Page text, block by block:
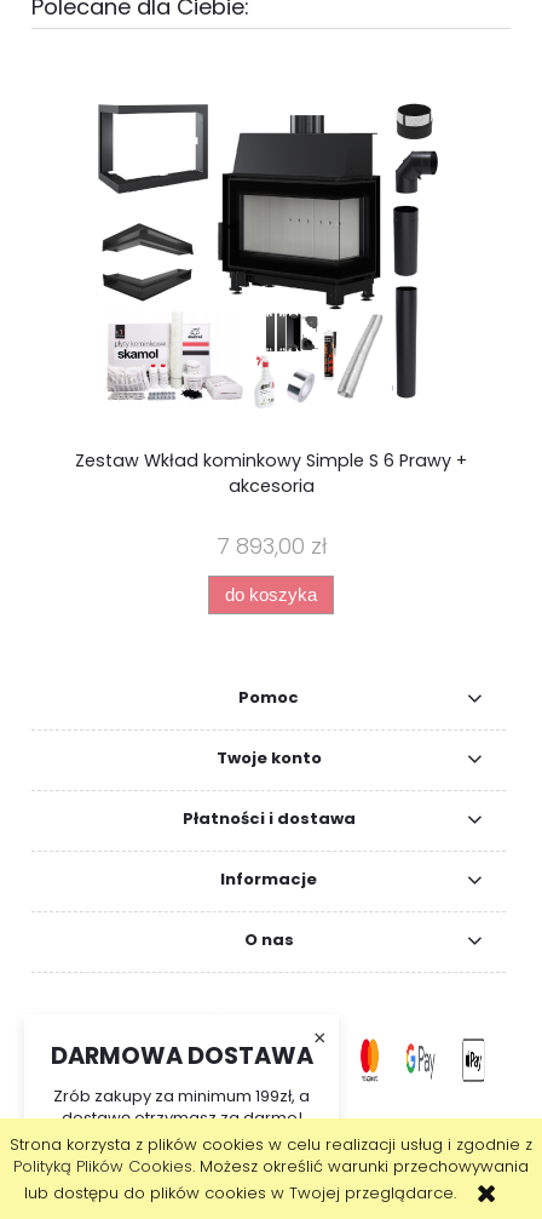
Strona korzysta z plików cookies w celu realizacji usług i zgodnie z
Polityką Plików Cookies. Możesz określić warunki przechowywania
lub dostępu do plików cookies w Twojej przeglądarce.
Polecane dla Ciebie:
Zestaw Wkład kominkowy Simple S 6 Prawy +
akcesoria
7 893,00 zł
do koszyka
×
DARMOWA DOSTAWA
Zrób zakupy za minimum 199zł, a
dostawę otrzymasz za darmo!
Pomoc
Twoje konto
Płatności i dostawa
Informacje
O nas
pokaż pełną wersję strony
Sklep internetowy Shoper.pl